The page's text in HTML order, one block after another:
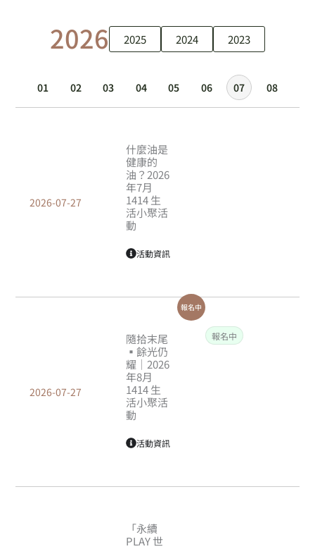
2026 2025 2024 2023
01 02 03 04 05 06 07 08
2026-07-27
什麼油是
健康的
油？2026
年7月
1414 生
活小聚活
動
活動資訊
2026-07-27
隨拾末尾
▪餘光仍
耀｜2026
年8月
1414 生
活小聚活
動
報名中
活動資訊
報名中
「永續
PLAY 世